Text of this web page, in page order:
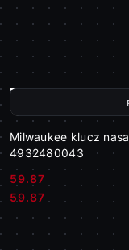
Milwaukee klucz
4932480043
Cena:
59.87
Cena:
59.87